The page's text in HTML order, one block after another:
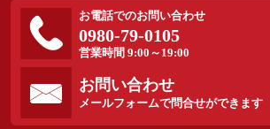
お電話でのお問い合わせ
0980-79-0105
営業時間 9:00～19:00
お問い合わせ
メールフォームで問合せができます